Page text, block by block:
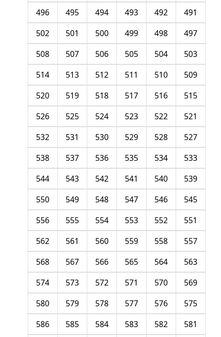
491
492
493
494
495
496
497
498
499
500
501
502
503
504
505
506
507
508
509
510
511
512
513
514
515
516
517
518
519
520
521
522
523
524
525
526
527
528
529
530
531
532
533
534
535
536
537
538
539
540
541
542
543
544
545
546
547
548
549
550
551
552
553
554
555
556
557
558
559
560
561
562
563
564
565
566
567
568
569
570
571
572
573
574
575
576
577
578
579
580
581
582
583
584
585
586